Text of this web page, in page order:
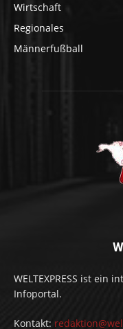
Wirtschaft
Regionales
Männerfußball
WELTEXPRESS ist ein
Infoportal.
Kontakt: